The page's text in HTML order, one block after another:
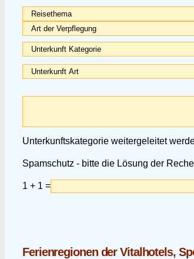
Unterkunftskategorie weitergeleitet
Spamschutz - bitte die Lösung der
1 + 1 =
Ferienregionen der Vitalhotels,